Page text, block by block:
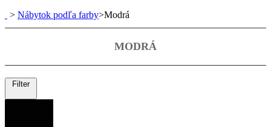
> Nábytok podľa farby>Modrá
MODRÁ
Filter